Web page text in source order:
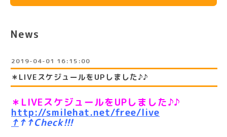
News
2019-04-01 16:15:00
＊LIVEスケジュールをUPしました♪♪
＊LIVEスケジュールをUPしました♪♪
http://smilehat.net/free/live
↑↑↑Check!!!